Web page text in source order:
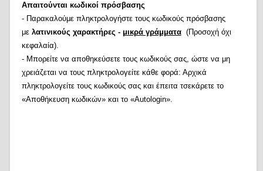
Απαιτούνται κωδικοί πρόσβασης
- Παρακαλούμε πληκτρολογήστε τους κωδικούς πρόσβασης
με λατινικούς χαρακτήρες - μικρά γράμματα(Προσοχή όχι
κεφαλαία).
- Μπορείτε να αποθηκεύσετε τους κωδικούς σας, ώστε να μη
χρειάζεται να τους πληκτρολογείτε κάθε φορά: Αρχικά
πληκτρολογείτε τους κωδικούς σας και έπειτα τσεκάρετε το
«Αποθήκευση κωδικών» και το «Autologin».